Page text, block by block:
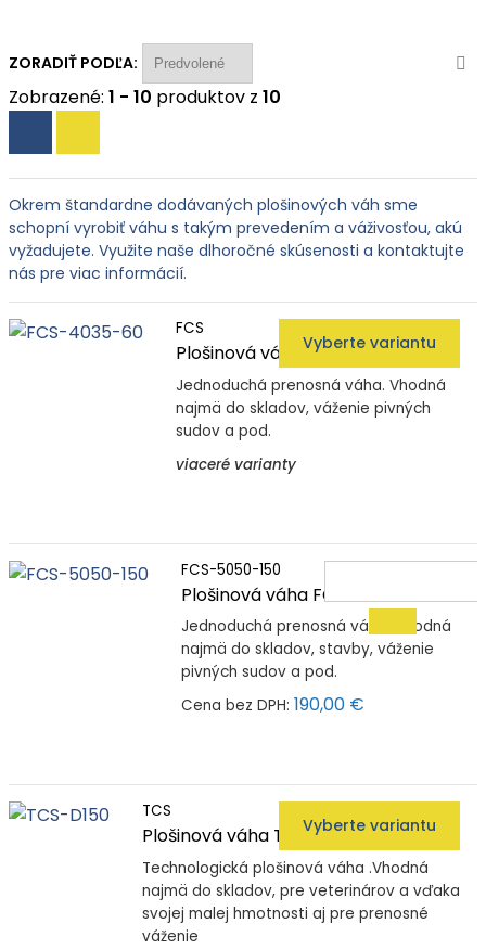
ZORADIŤ PODĽA:
Zobrazené: 1 - 10 produktov z 10
Okrem štandardne dodávaných plošinových váh sme
schopní vyrobiť váhu s takým prevedením a váživosťou, akú
vyžadujete. Využite naše dlhoročné skúsenosti a kontaktujte
nás pre viac informácií.
FCS
Plošinová váha FCS
Jednoduchá prenosná váha. Vhodná
najmä do skladov, váženie pivných
sudov a pod.
viaceré varianty
Vyberte variantu
FCS-5050-150
Plošinová váha FCS
Jednoduchá prenosná váha. Vhodná
najmä do skladov, stavby, váženie
pivných sudov a pod.
Cena bez DPH: 190,00 €
TCS
Plošinová váha TCS
Technologická plošinová váha .Vhodná
najmä do skladov, pre veterinárov a vďaka
svojej malej hmotnosti aj pre prenosné
váženie
Vyberte variantu